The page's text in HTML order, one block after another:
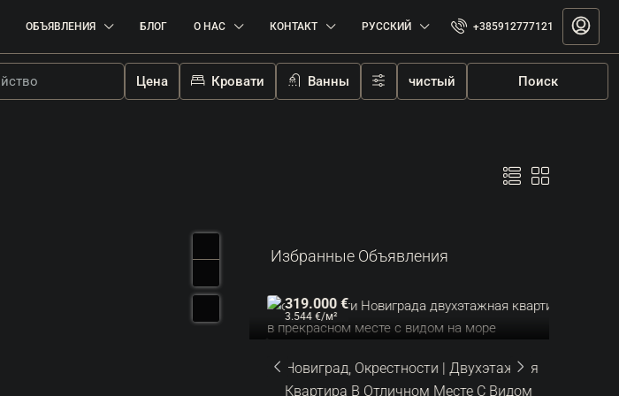
ОБЪЯВЛЕНИЯ БЛОГ О НАС КОНТАКТ РУССКИЙ +385912777121
Цена Кровати Ванны чистый Поиск
Избранные Объявления
319.000 €
3.544 €/м²
Новиград, Окрестности | Двухэтажная
Квартира В Отличном Месте С Видом